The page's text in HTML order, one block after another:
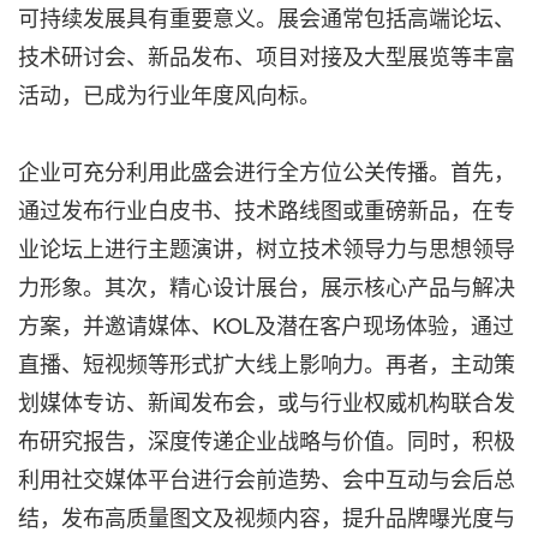
可持续发展具有重要意义。展会通常包括高端论坛、
技术研讨会、新品发布、项目对接及大型展览等丰富
活动，已成为行业年度风向标。
企业可充分利用此盛会进行全方位公关传播。首先，
通过发布行业白皮书、技术路线图或重磅新品，在专
业论坛上进行主题演讲，树立技术领导力与思想领导
力形象。其次，精心设计展台，展示核心产品与解决
方案，并邀请媒体、KOL及潜在客户现场体验，通过
直播、短视频等形式扩大线上影响力。再者，主动策
划媒体专访、新闻发布会，或与行业权威机构联合发
布研究报告，深度传递企业战略与价值。同时，积极
利用社交媒体平台进行会前造势、会中互动与会后总
结，发布高质量图文及视频内容，提升品牌曝光度与